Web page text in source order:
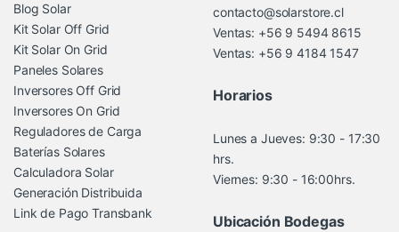
Blog Solar
Kit Solar Off Grid
Kit Solar On Grid
Paneles Solares
Inversores Off Grid
Inversores On Grid
Reguladores de Carga
Baterías Solares
Calculadora Solar
Generación Distribuida
Link de Pago Transbank
contacto@solarstore.cl
Ventas: +56 9 5494 8615
Ventas: +56 9 4184 1547
Horarios
Lunes a Jueves: 9:30 - 17:30
hrs.
Viernes: 9:30 - 16:00hrs.
Ubicación Bodegas